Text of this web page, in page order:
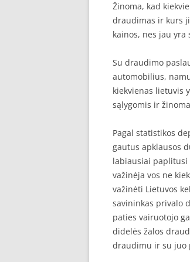
Žinoma, kad
draudimas ir kurs
kainos, nes jau
Su draudimo
automobilius,
kiekvienas lietuvis
sąlygomis ir
Pagal statistikos
gautus apklausos
labiausiai paplitusi
važinėja vos ne
važinėti Lietuvos
savininkas privalo
paties vairuotojo
didelės žalos
draudimu ir su juo